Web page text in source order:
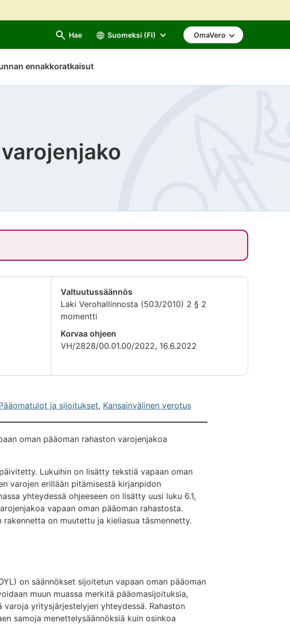
Hae Suomeksi (FI) OmaVero
ennakkoratkaisut
Valtuutussäännös
Laki Verohallinnosta (503/2010) 2 § 2
momentti
Korvaa ohjeen
VH/2828/00.01.00/2022, 16.6.2022
ja sijoitukset, Kansainvälinen verotus
oman pääoman rahaston varojenjakoa
Lukuihin on lisätty tekstiä vapaan oman
varojen erillään pitämisestä kirjanpidon
yhteydessä ohjeeseen on lisätty uusi luku 6.1,
vapaan oman pääoman rahastosta.
on muutettu ja kieliasua täsmennetty.
on säännökset sijoitetun vapaan oman pääoman
muun muassa merkitä pääomasijoituksia,
yritysjärjestelyjen yhteydessä. Rahaston
samoja menettelysäännöksiä kuin osinkoa